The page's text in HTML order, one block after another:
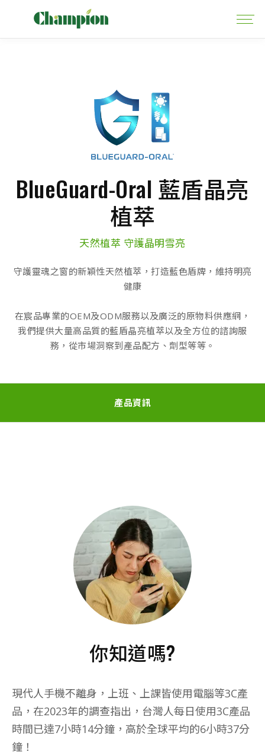
BlueGuard-Oral 藍盾晶亮
植萃
天然植萃 守護晶明雪亮
守護靈魂之窗的新穎性天然植萃，打造藍色盾牌，維持明亮
健康
在宸品專業的OEM及ODM服務以及廣泛的原物料供應網，
我們提供大量高品質的藍盾晶亮植萃以及全方位的諮詢服
務，從市場洞察到產品配方、劑型等等。
產品資訊
你知道嗎?
現代人手機不離身，上班、上課皆使用電腦等3C產
品，在2023年的調查指出，台灣人每日使用3C產品
時間已達7小時14分鐘，高於全球平均的6小時37分
鐘！